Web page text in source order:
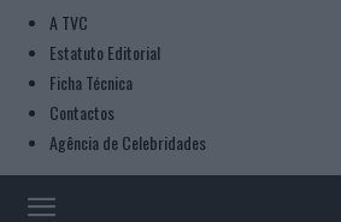
A TVC
Estatuto Editorial
Ficha Técnica
Contactos
Agência de Celebridades